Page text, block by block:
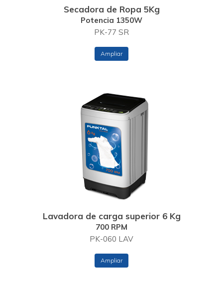
Secadora de Ropa 5Kg
Potencia 1350W
PK-77 SR
Ampliar
Lavadora de carga superior 6 Kg
700 RPM
PK-060 LAV
Ampliar